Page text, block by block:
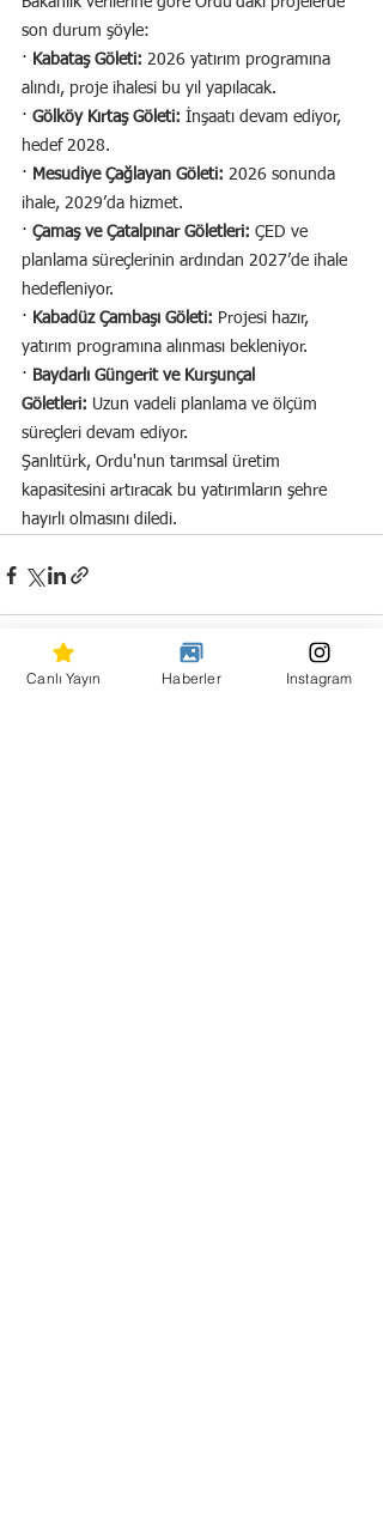
son durum şöyle:
· Kabataş Göleti: 2026 yatırım programına
alındı, proje ihalesi bu yıl yapılacak.
· Gölköy Kırtaş Göleti: İnşaatı devam ediyor,
hedef 2028.
· Mesudiye Çağlayan Göleti: 2026 sonunda
ihale, 2029’da hizmet.
· Çamaş ve Çatalpınar Göletleri: ÇED ve
planlama süreçlerinin ardından 2027’de ihale
hedefleniyor.
· Kabadüz Çambaşı Göleti: Projesi hazır,
yatırım programına alınması bekleniyor.
· Baydarlı Güngerit ve Kurşunçal
Göletleri: Uzun vadeli planlama ve ölçüm
süreçleri devam ediyor.
Şanlıtürk, Ordu'nun tarımsal üretim
kapasitesini artıracak bu yatırımların şehre
hayırlı olmasını diledi.
Canlı Yayın Haberler Instagram